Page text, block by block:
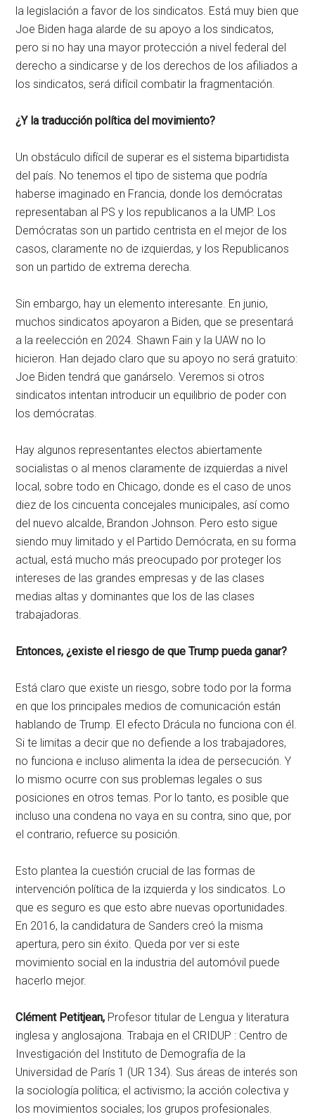
la legislación a favor de los sindicatos. Está muy bien que
Joe Biden haga alarde de su apoyo a los sindicatos,
pero si no hay una mayor protección a nivel federal del
derecho a sindicarse y de los derechos de los afiliados a
los sindicatos, será difícil combatir la fragmentación.
¿Y la traducción política del movimiento?
Un obstáculo difícil de superar es el sistema bipartidista
del país. No tenemos el tipo de sistema que podría
haberse imaginado en Francia, donde los demócratas
representaban al PS y los republicanos a la UMP. Los
Demócratas son un partido centrista en el mejor de los
casos, claramente no de izquierdas, y los Republicanos
son un partido de extrema derecha.
Sin embargo, hay un elemento interesante. En junio,
muchos sindicatos apoyaron a Biden, que se presentará
a la reelección en 2024. Shawn Fain y la UAW no lo
hicieron. Han dejado claro que su apoyo no será gratuito:
Joe Biden tendrá que ganárselo. Veremos si otros
sindicatos intentan introducir un equilibrio de poder con
los demócratas.
Hay algunos representantes electos abiertamente
socialistas o al menos claramente de izquierdas a nivel
local, sobre todo en Chicago, donde es el caso de unos
diez de los cincuenta concejales municipales, así como
del nuevo alcalde, Brandon Johnson. Pero esto sigue
siendo muy limitado y el Partido Demócrata, en su forma
actual, está mucho más preocupado por proteger los
intereses de las grandes empresas y de las clases
medias altas y dominantes que los de las clases
trabajadoras.
Entonces, ¿existe el riesgo de que Trump pueda ganar?
Está claro que existe un riesgo, sobre todo por la forma
en que los principales medios de comunicación están
hablando de Trump. El efecto Drácula no funciona con él.
Si te limitas a decir que no defiende a los trabajadores,
no funciona e incluso alimenta la idea de persecución. Y
lo mismo ocurre con sus problemas legales o sus
posiciones en otros temas. Por lo tanto, es posible que
incluso una condena no vaya en su contra, sino que, por
el contrario, refuerce su posición.
Esto plantea la cuestión crucial de las formas de
intervención política de la izquierda y los sindicatos. Lo
que es seguro es que esto abre nuevas oportunidades.
En 2016, la candidatura de Sanders creó la misma
apertura, pero sin éxito. Queda por ver si este
movimiento social en la industria del automóvil puede
hacerlo mejor.
Clément Petitjean, Profesor titular de Lengua y literatura
inglesa y anglosajona. Trabaja en el CRIDUP : Centro de
Investigación del Instituto de Demografía de la
Universidad de París 1 (UR 134). Sus áreas de interés son
la sociología política; el activismo; la acción colectiva y
los movimientos sociales; los grupos profesionales.